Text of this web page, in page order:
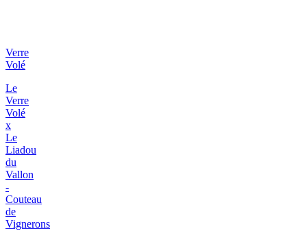
Verre
Volé
Le
Verre
Volé
x
Le
Liadou
du
Vallon
-
Couteau
de
Vignerons